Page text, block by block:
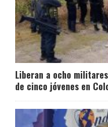
Liberan a ocho
de cinco jóvenes en